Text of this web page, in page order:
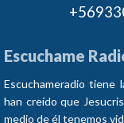
Escuchame
Escuchameradio tiene
han creído que
medio de él tenemos